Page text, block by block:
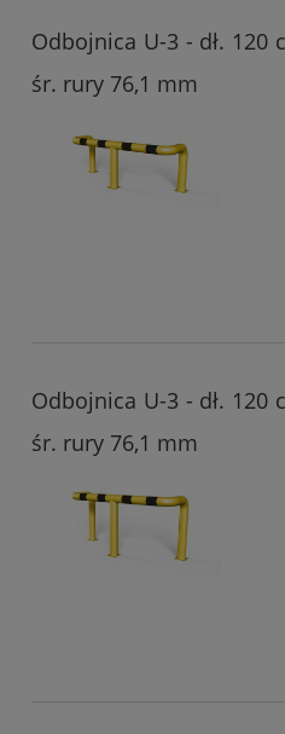
Odbojnica U-3 - dł. 120
śr. rury 76,1 mm
Odbojnica U-3 - dł. 120
śr. rury 76,1 mm